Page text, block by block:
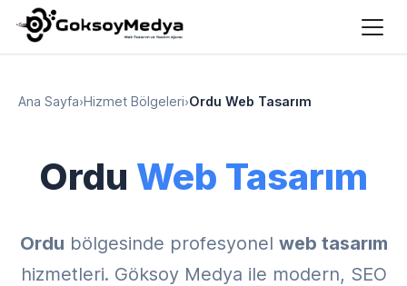
Ana Sayfa›Hizmet Bölgeleri›Ordu Web Tasarım
Ordu Web Tasarım
Ordu bölgesinde profesyonel web tasarım
hizmetleri. Göksoy Medya ile modern, SEO